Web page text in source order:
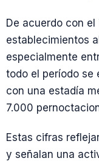
De acuerdo con
establecimientos
especialmente
todo el período se
con una estadía
7.000
Estas cifras
y señalan una